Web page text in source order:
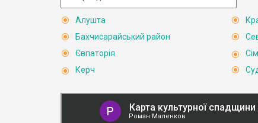
Алушта
Бахчисарайський район
Євпаторія
Керч